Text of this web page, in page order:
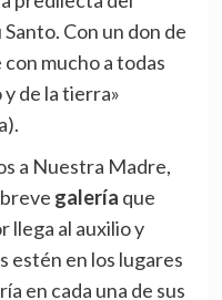
Con un don de
mucho a todas
de la tierra»
a Nuestra Madre,
galería que
llega al auxilio y
estén en los lugares
en cada una de sus